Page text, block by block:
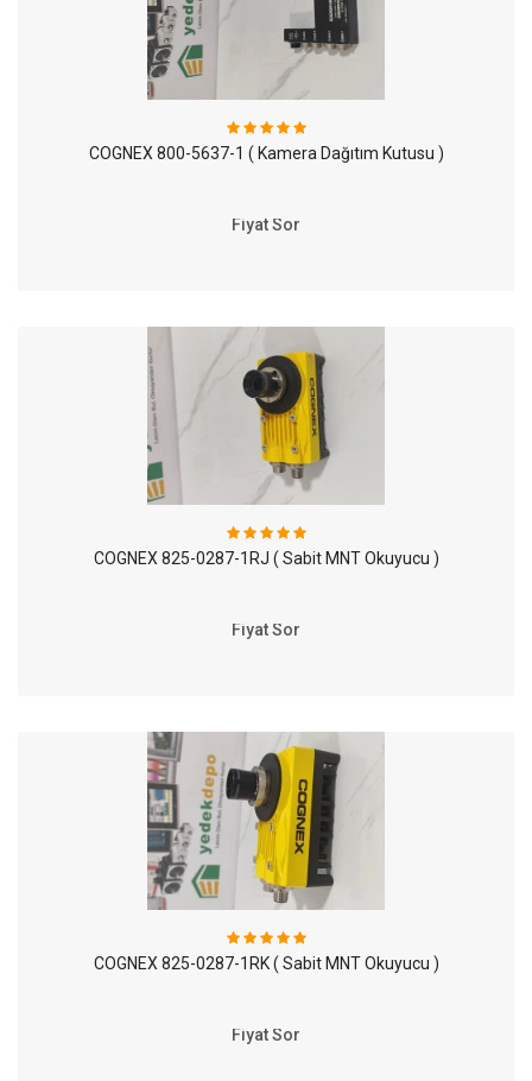
COGNEX 800-5637-1 ( Kamera Dağıtım Kutusu )
Fiyat Sor
COGNEX 825-0287-1RJ ( Sabit MNT Okuyucu )
Fiyat Sor
COGNEX 825-0287-1RK ( Sabit MNT Okuyucu )
Fiyat Sor